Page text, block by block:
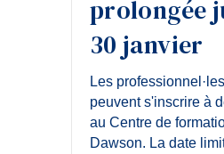
prolongée
30 janvier
Les
peuvent s'inscrire à
au Centre de
Dawson. La date